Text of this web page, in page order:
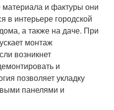
и фактуры они
в интерьере городской
а также на даче. При
монтаж
возникнет
и
позволяет укладку
панелями и